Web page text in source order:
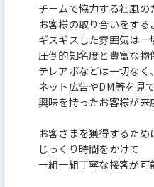
チームで協力する社風の
お客様の取り合いをする
ギスギスした雰囲気は
圧倒的知名度と豊富な
テレアポなどは一切なく、
ネット広告やDM等を見て
興味を持ったお客様が来
お客さまを獲得するため
じっくり時間をかけて
一組一組丁寧な接客が可